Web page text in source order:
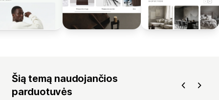
Šią temą naudojančios
parduotuvės